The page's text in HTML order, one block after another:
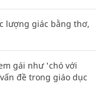
lượng giác bằng thơ,
gái như 'chó với
đề trong giáo dục